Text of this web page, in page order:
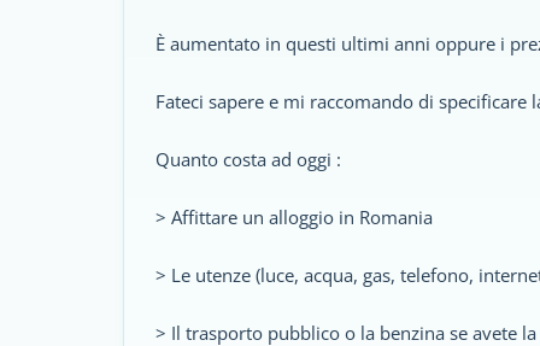
È aumentato in questi ultimi anni oppure i
Fateci sapere e mi raccomando di specificare
Quanto costa ad oggi :
> Affittare un alloggio in Romania
> Le utenze (luce, acqua, gas, telefono,
> Il trasporto pubblico o la benzina se avete